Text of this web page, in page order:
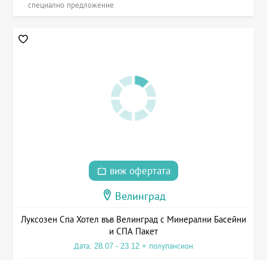
специално предложение
виж офертата
Велинград
Луксозен Спа Хотел във Велинград с Минерални Басейни
и СПА Пакет
Дата: 28.07 - 23.12 + полупансион